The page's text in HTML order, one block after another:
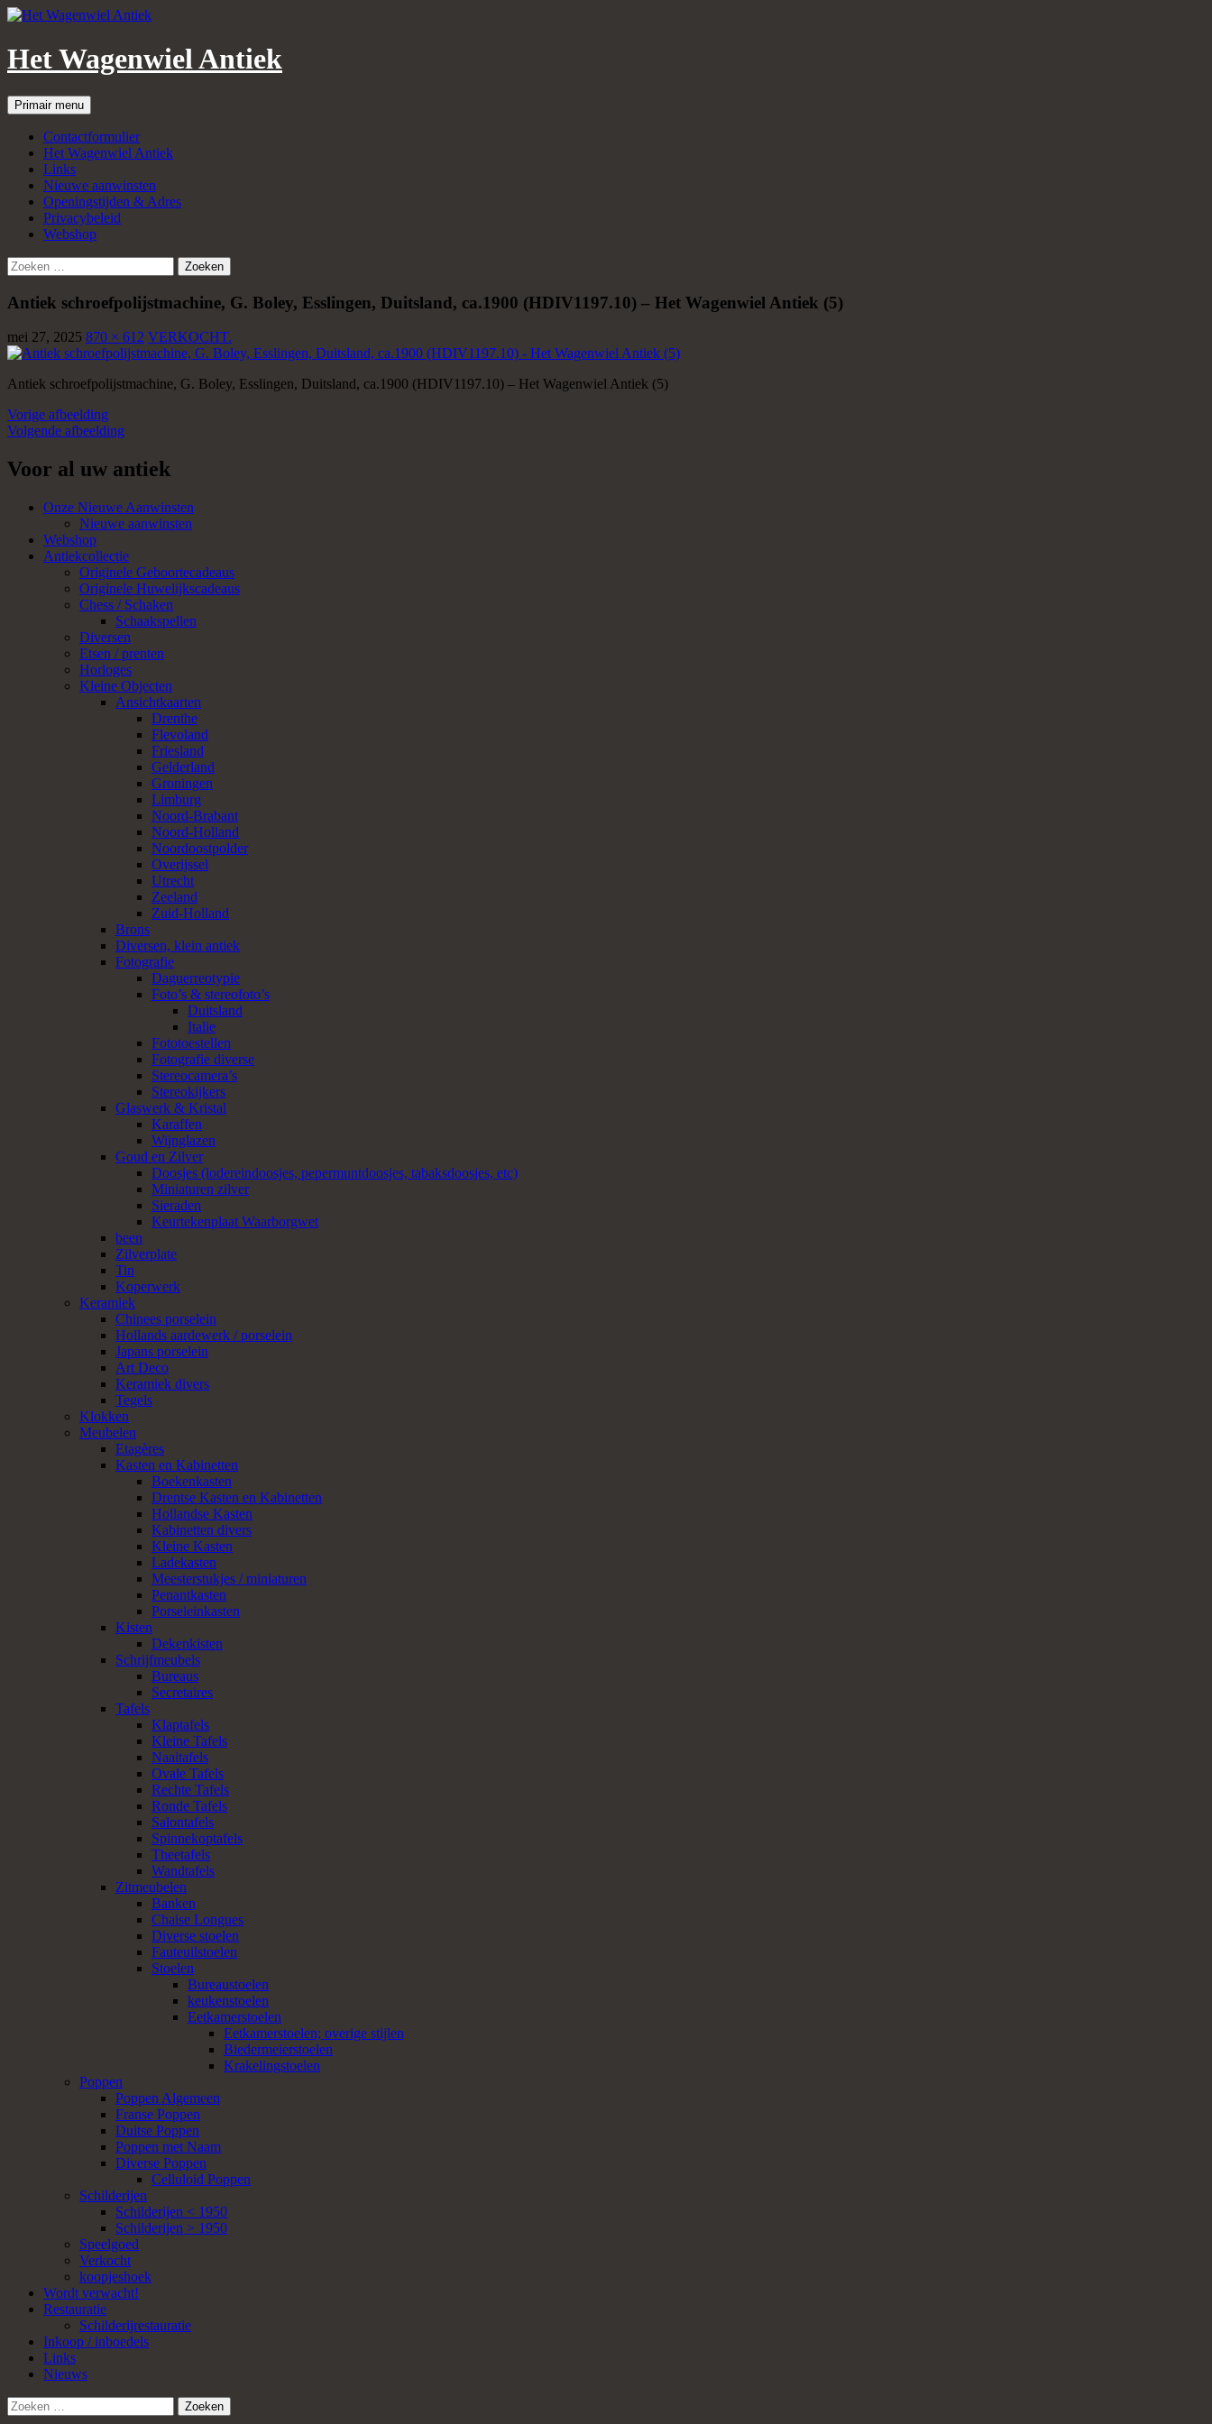
Het Wagenwiel Antiek
Zoeken
Primair menu
naar
inhoud
Contactformulier
Het Wagenwiel Antiek
Links
Nieuwe aanwinsten
Openingstijden & Adres
Privacybeleid
Webshop
Zoeken
naar:
Antiek schroefpolijstmachine, G. Boley, Esslingen, Duitsland, ca.1900 (HDIV1197.10) – Het Wagenwiel Antiek (5)
mei 27, 2025 870 × 612 VERKOCHT.
Antiek schroefpolijstmachine, G. Boley, Esslingen, Duitsland, ca.1900 (HDIV1197.10) – Het Wagenwiel Antiek (5)
Vorige afbeelding
Volgende afbeelding
Voor al uw antiek
Onze Nieuwe Aanwinsten
Nieuwe aanwinsten
Webshop
Antiekcollectie
Originele Geboortecadeaus
Originele Huwelijkscadeaus
Chess / Schaken
Schaakspellen
Diversen
Etsen / prenten
Horloges
Kleine Objecten
Ansichtkaarten
Drenthe
Flevoland
Friesland
Gelderland
Groningen
Limburg
Noord-Brabant
Noord-Holland
Noordoostpolder
Overijssel
Utrecht
Zeeland
Zuid-Holland
Brons
Diversen, klein antiek
Fotografie
Daguerreotypie
Foto’s & stereofoto’s
Duitsland
Italie
Fototoestellen
Fotografie diverse
Stereocamera’s
Stereokijkers
Glaswerk & Kristal
Karaffen
Wijnglazen
Goud en Zilver
Doosjes (lodereindoosjes, pepermuntdoosjes, tabaksdoosjes, etc)
Miniaturen zilver
Sieraden
Keurtekenplaat Waarborgwet
been
Zilverplate
Tin
Koperwerk
Keramiek
Chinees porselein
Hollands aardewerk / porselein
Japans porselein
Art Deco
Keramiek divers
Tegels
Klokken
Meubelen
Etagères
Kasten en Kabinetten
Boekenkasten
Drentse Kasten en Kabinetten
Hollandse Kasten
Kabinetten divers
Kleine Kasten
Ladekasten
Meesterstukjes / miniaturen
Penantkasten
Porseleinkasten
Kisten
Dekenkisten
Schrijfmeubels
Bureaus
Secretaires
Tafels
Klaptafels
Kleine Tafels
Naaitafels
Ovale Tafels
Rechte Tafels
Ronde Tafels
Salontafels
Spinnekoptafels
Theetafels
Wandtafels
Zitmeubelen
Banken
Chaise Longues
Diverse stoelen
Fauteuilstoelen
Stoelen
Bureaustoelen
keukenstoelen
Eetkamerstoelen
Eetkamerstoelen; overige stijlen
Biedermeierstoelen
Krakelingstoelen
Poppen
Poppen Algemeen
Franse Poppen
Duitse Poppen
Poppen met Naam
Diverse Poppen
Celluloid Poppen
Schilderijen
Schilderijen < 1950
Schilderijen > 1950
Speelgoed
Verkocht
koopjeshoek
Wordt verwacht!
Restauratie
Schilderijrestauratie
Inkoop / inboedels
Links
Nieuws
Zoeken
naar: